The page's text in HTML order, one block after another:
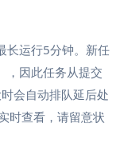
长运行5分钟。新任
，因此任务从提交
会自动排队延后处
时查看，请留意状